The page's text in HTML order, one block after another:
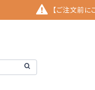
【ご注文前